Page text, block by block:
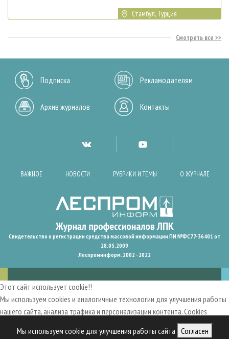
Мы используем cookie для улучшения работы сайта Согласен
Стамбул, Турция
Смотреть все
Подписка Рекламодателям
Архив журналов Контакты
ВАЖНОЕ НОВОСТИ РУБРИКИ И ТЕМЫ О ЖУРНАЛЕ
Свидетельство о регистрации средства массовой информации ПИ №ФС77-36401 от
28.05.2009
Леспроминформ. 2002 - 2022
Этот сайт использует cookie!!
Мы используем cookies и аналогичные технологии для улучшения работы
нашего сайта, анализа трафика и персонализации контента. Cookies
пользовательский опыт